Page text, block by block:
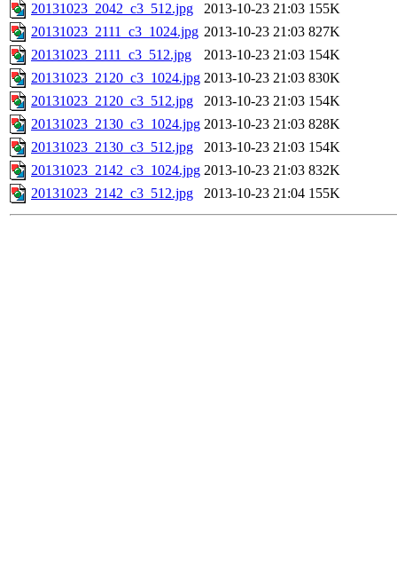
20131023_2042_c3_512.jpg
2013-10-23 21:03 155K
20131023_2111_c3_1024.jpg 2013-10-23 21:03 827K
20131023_2111_c3_512.jpg
2013-10-23 21:03 154K
20131023_2120_c3_1024.jpg 2013-10-23 21:03 830K
20131023_2120_c3_512.jpg
2013-10-23 21:03 154K
20131023_2130_c3_1024.jpg 2013-10-23 21:03 828K
20131023_2130_c3_512.jpg
2013-10-23 21:03 154K
20131023_2142_c3_1024.jpg 2013-10-23 21:03 832K
20131023_2142_c3_512.jpg
2013-10-23 21:04 155K